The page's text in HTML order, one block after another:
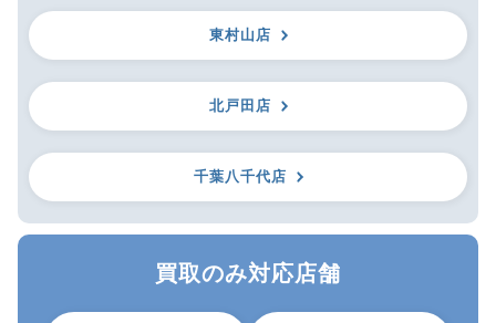
東村山店
北戸田店
千葉八千代店
買取のみ対応店舗